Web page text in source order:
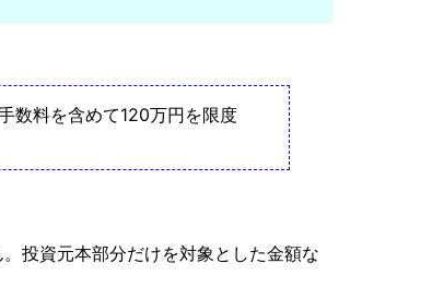
数料を含めて120万円を限度
投資元本部分だけを対象とした金額な